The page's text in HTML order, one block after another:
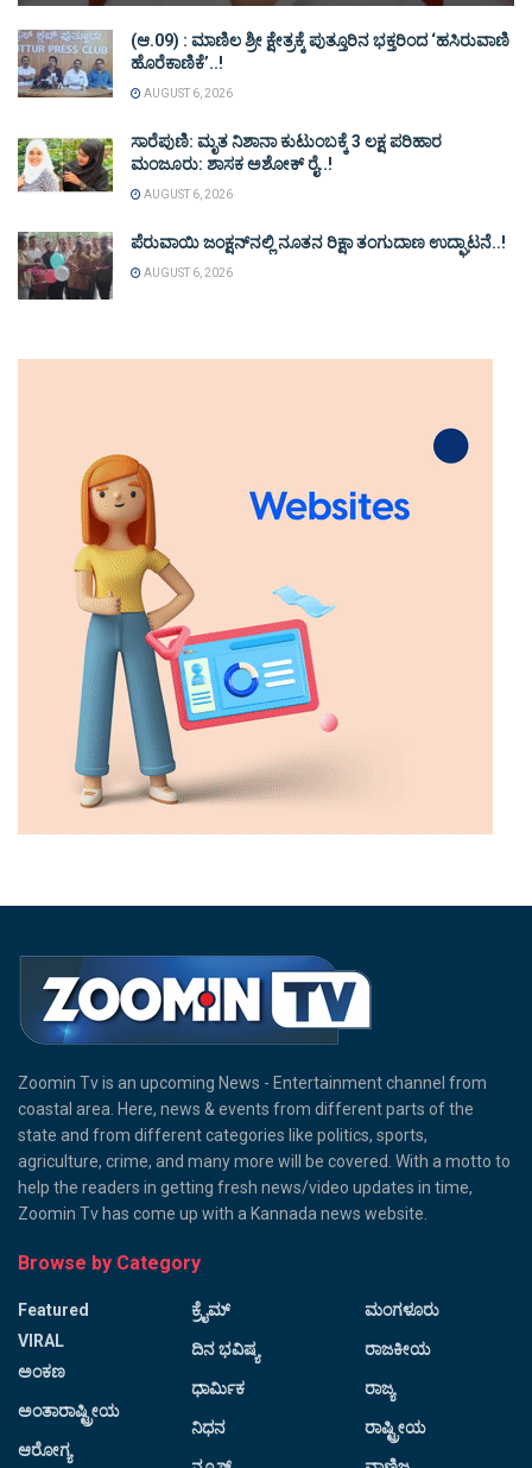
(ಆ.09) : ಮಾಣಿಲ ಶ್ರೀ ಕ್ಷೇತ್ರಕ್ಕೆ ಪುತ್ತೂರಿನ ಭಕ್ತರಿಂದ ‘ಹಸಿರುವಾಣಿ
ಹೊರೆಕಾಣಿಕೆ’..!
AUGUST 6, 2026
ಸಾರೆಪುಣಿ: ಮೃತ ನಿಶಾನಾ ಕುಟುಂಬಕ್ಕೆ 3 ಲಕ್ಷ ಪರಿಹಾರ
ಮಂಜೂರು: ಶಾಸಕ ಅಶೋಕ್ ರೈ..!
AUGUST 6, 2026
ಪೆರುವಾಯಿ ಜಂಕ್ಷನ್‌ನಲ್ಲಿ ನೂತನ ರಿಕ್ಷಾ ತಂಗುದಾಣ ಉದ್ಘಾಟನೆ..!
AUGUST 6, 2026
Zoomin Tv is an upcoming News - Entertainment channel from
coastal area. Here, news & events from different parts of the
state and from different categories like politics, sports,
agriculture, crime, and many more will be covered. With a motto to
help the readers in getting fresh news/video updates in time,
Zoomin Tv has come up with a Kannada news website.
Browse by Category
Featured
VIRAL
ಅಂಕಣ
ಅಂತಾರಾಷ್ಟ್ರೀಯ
ಆರೋಗ್ಯ
ಕ್ರೈಮ್
ದಿನ ಭವಿಷ್ಯ
ಧಾರ್ಮಿಕ
ನಿಧನ
ಮಂಗಳೂರು
ರಾಜಕೀಯ
ರಾಜ್ಯ
ರಾಷ್ಟ್ರೀಯ